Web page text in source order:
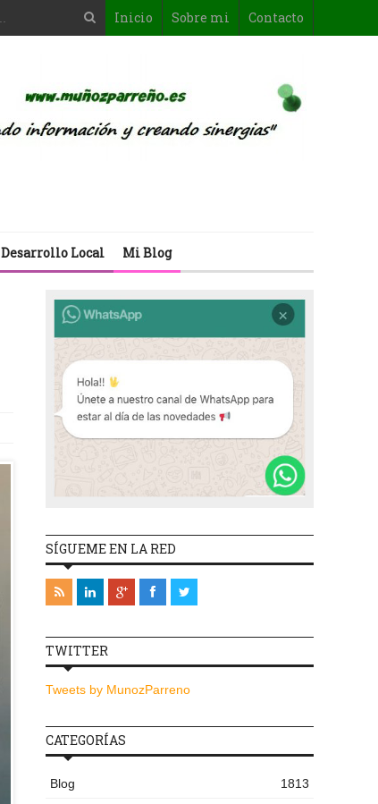
Inicio Sobre mi Contacto
Desarrollo Local Mi Blog
SÍGUEME EN LA RED
TWITTER
Tweets by MunozParreno
CATEGORÍAS
Blog
1813